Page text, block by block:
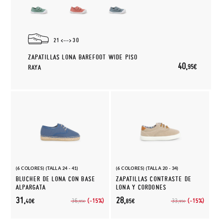
21 30
ZAPATILLAS LONA BAREFOOT WIDE PISO
RAYA
40,95€
(6 COLORES) (TALLA 24 - 41)
BLUCHER DE LONA CON BASE
ALPARGATA
36,95€ (-15%)
31,40€
(6 COLORES) (TALLA 20 - 34)
ZAPATILLAS CONTRASTE DE
LONA Y CORDONES
33,95€ (-15%)
28,85€